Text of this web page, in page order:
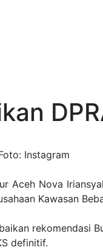
Instagram
Aceh Nova
Kawasan
rekomendasi
definitif.